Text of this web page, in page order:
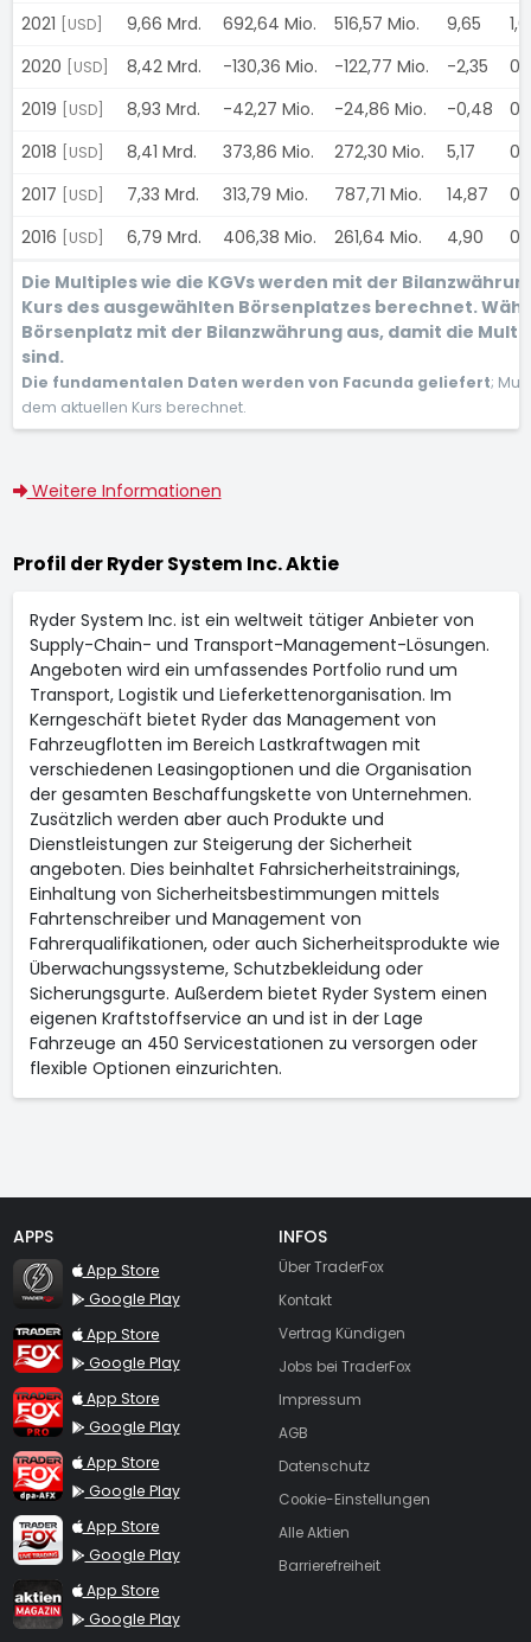
2021 [USD] 9,66 Mrd. 692,64 Mio. 516,57 Mio. 9,65
2020
[USD] 8,42 Mrd. -130,36 Mio. -122,77 Mio. -2,35
2019
[USD] 8,93 Mrd. -42,27 Mio. -24,86 Mio. -0,48
2018
[USD] 8,41 Mrd. 373,86 Mio. 272,30 Mio. 5,17
2017
[USD] 7,33 Mrd. 313,79 Mio. 787,71 Mio. 14,87
2016
[USD] 6,79 Mrd. 406,38 Mio. 261,64 Mio. 4,90
Die Multiples wie die KGVs werden mit der
Kurs des ausgewählten Börsenplatzes berechnet.
Börsenplatz mit der Bilanzwährung aus, damit die
sind.
Die fundamentalen Daten werden von Facunda geliefert;
dem aktuellen Kurs berechnet.
Weitere Informationen
Profil der Ryder System Inc. Aktie
Ryder System Inc. ist ein weltweit tätiger Anbieter von
Supply-Chain- und Transport-Management-Lösungen.
Angeboten wird ein umfassendes Portfolio rund um
Transport, Logistik und Lieferkettenorganisation. Im
Kerngeschäft bietet Ryder das Management von
Fahrzeugflotten im Bereich Lastkraftwagen mit
verschiedenen Leasingoptionen und die Organisation
der gesamten Beschaffungskette von Unternehmen.
Zusätzlich werden aber auch Produkte und
Dienstleistungen zur Steigerung der Sicherheit
angeboten. Dies beinhaltet Fahrsicherheitstrainings,
Einhaltung von Sicherheitsbestimmungen mittels
Fahrtenschreiber und Management von
Fahrerqualifikationen, oder auch Sicherheitsprodukte wie
Überwachungssysteme, Schutzbekleidung oder
Sicherungsgurte. Außerdem bietet Ryder System einen
eigenen Kraftstoffservice an und ist in der Lage
Fahrzeuge an 450 Servicestationen zu versorgen oder
flexible Optionen einzurichten.
APPS
TraderFox Flash
App Store
Google Play
TraderFox App
App Store
Google Play
TraderFox Pro
App Store
Google Play
TraderFox dpa-AFX ProFeed
App Store
Google Play
TraderFox Live Trading
App Store
Google Play
TraderFox aktien Magazin
App Store
Google Play
INFOS
Über TraderFox
Kontakt
Vertrag Kündigen
Jobs bei TraderFox
Impressum
AGB
Datenschutz
Cookie-Einstellungen
Alle Aktien
Barrierefreiheit